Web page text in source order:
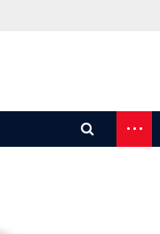
...